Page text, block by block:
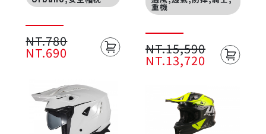
NT.780
NT.690
重機
NT.15,590
NT.13,720